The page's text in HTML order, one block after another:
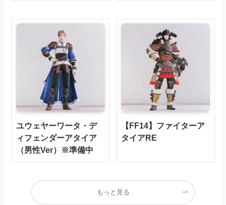
ユウェヤーワータ・デ
ィフェンダーアタイア
（男性Ver）※準備中
【FF14】ファイターア
タイアRE
もっと見る